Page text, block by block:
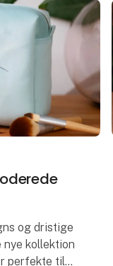
og dristige
kollektion
perfekte til